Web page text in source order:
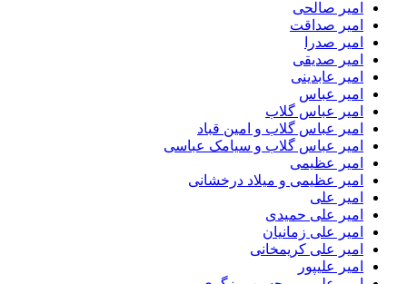
امیر صالحی
امیر صداقت
امیر صدرا
امیر صدیقی
امیر عابدینی
امیر عباس
امیر عباس گلاب
امیر عباس گلاب و امین قباد
امیر عباس گلاب و سیامک عباسی
امیر عظیمی
امیر عظیمی و میلاد درخشانی
امیر علی
امیر علی حمیدی
امیر علی زمانیان
امیر علی کریمخانی
امیر علیپور